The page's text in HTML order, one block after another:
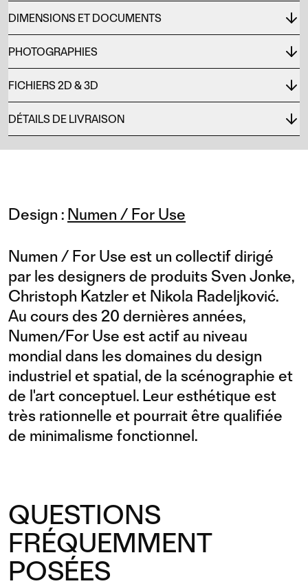
DIMENSIONS ET DOCUMENTS
PHOTOGRAPHIES
FICHIERS 2D & 3D
DÉTAILS DE LIVRAISON
Design : Numen / For Use
Numen / For Use est un collectif dirigé
par les designers de produits Sven Jonke,
Christoph Katzler et Nikola Radeljković.
Au cours des 20 dernières années,
Numen/For Use est actif au niveau
mondial dans les domaines du design
industriel et spatial, de la scénographie et
de l'art conceptuel. Leur esthétique est
très rationnelle et pourrait être qualifiée
de minimalisme fonctionnel.
QUESTIONS
FRÉQUEMMENT
POSÉES